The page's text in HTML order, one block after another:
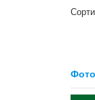
Фото